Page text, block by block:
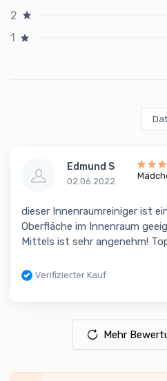
2
1
Edmund S
02.06.2022
dieser Innenraumreiniger ist
Oberfläche im Innenraum
Mittels ist sehr angenehm!
Verifizierter Kauf
Mehr